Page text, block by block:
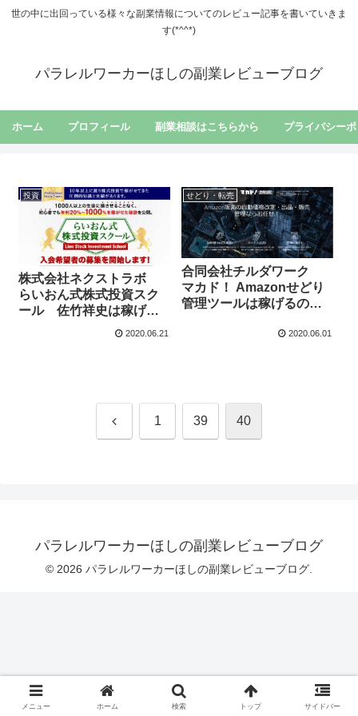
世の中に出回っている様々な副業情報についてのレビュー記事を書いていきま
す(*^^*)
パラレルワーカーほしの副業レビューブログ
ホーム プロフィール 副業相談はこちらから プライバシー
投資
株式会社ネクストラボ
らいおん式株式投資スク
ール 佐竹祥史は稼げる
の？まとめてみました！
2020.06.21
せどり・転売
合同会社チルダワーク
マカド！ Amazonせどり
管理ツールは稼げるの？
2020.06.01
前 1 39 40
パラレルワーカーほしの副業レビューブログ
© 2026 パラレルワーカーほしの副業レビューブログ.
メニュー ホーム 検索 トップ サイドバー